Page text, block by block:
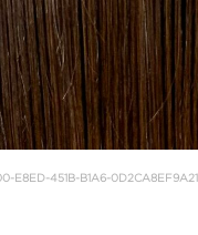
E8ED-451B-B1A6-0D2CA8EF9A21